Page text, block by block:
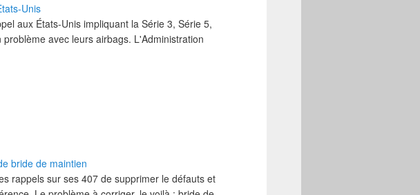
Unis
aux États-Unis impliquant la Série 3, Série 5,
avec leurs airbags. L'Administration
bride de maintien
rappels sur ses 407 de supprimer le défauts et